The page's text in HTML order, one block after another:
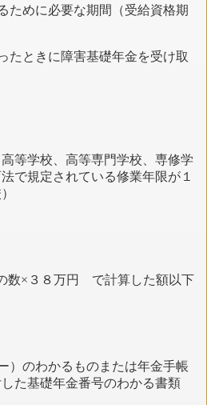
ために必要な期間（受給資格期
たときに障害基礎年金を受け取
等学校、高等専門学校、専修学
で規定されている修業年限が１
数×３８万円 で計算した額以下
）のわかるものまたは年金手帳
た基礎年金番号のわかる書類